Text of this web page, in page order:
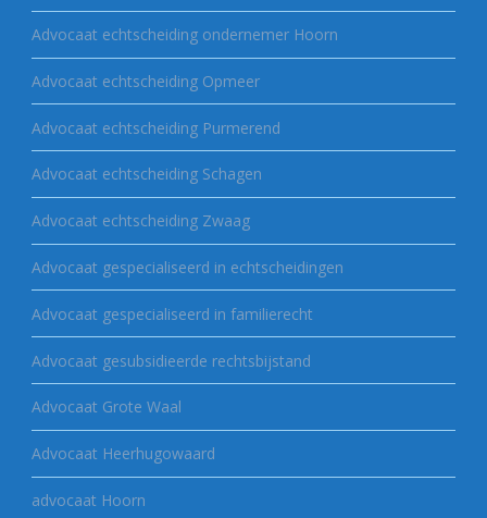
Advocaat echtscheiding ondernemer Hoorn
Advocaat echtscheiding Opmeer
Advocaat echtscheiding Purmerend
Advocaat echtscheiding Schagen
Advocaat echtscheiding Zwaag
Advocaat gespecialiseerd in echtscheidingen
Advocaat gespecialiseerd in familierecht
Advocaat gesubsidieerde rechtsbijstand
Advocaat Grote Waal
Advocaat Heerhugowaard
advocaat Hoorn